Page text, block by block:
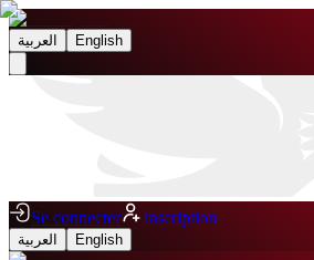
العربية English
Se connecter Inscription
العربية English